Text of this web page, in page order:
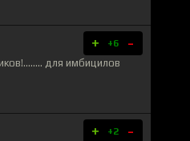
+ +6 -
для имбицилов
+ +2 -